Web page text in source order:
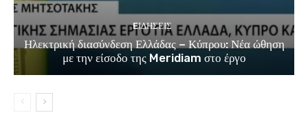
EΙΔΗΣΕΙΣ
Ηλεκτρική διασύνδεση Ελλάδας – Κύπρου: Νέα ώθηση
με την είσοδο της Meridiam στο έργο